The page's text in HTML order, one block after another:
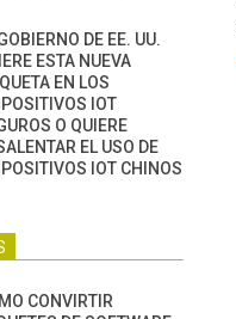
DE EE. UU.
ESTA NUEVA
EN LOS
IOT
O QUIERE
EL USO DE
IOT CHINOS
CONVIRTIR